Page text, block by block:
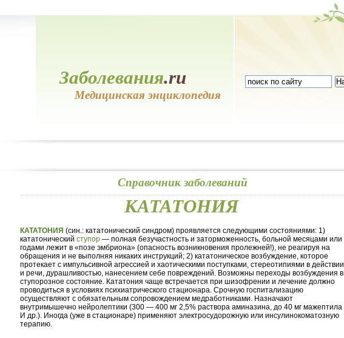
Заболевания.ru
Медицинская энциклопедия
Справочник заболеваний
КАТАТОНИЯ
КАТАТОНИЯ (син.: кататонический синдром) проявляется следующими состояниями: 1)
кататонический ступор — полная безучастность и заторможенность, больной месяцами или
годами лежит в «позе эмбриона» (опасность возникновения пролежней!), не реагируя на
обращения и не выполняя никаких инструкций; 2) кататоническое возбуждение, которое
протекает с импульсивной агрессией и хаотическими поступками, стереотипиями в действии
и речи, дурашливостью, нанесением себе повреждений. Возможны переходы возбуждения в
ступорозное состояние. Кататония чаще встречается при шизофрении и лечение должно
проводиться в условиях психиатрического стационара. Срочную госпитализацию
осуществляют с обязательным сопровождением медработниками. Назначают
внутримышечно нейролептики (300 — 400 мг 2,5% раствора аминазина, до 40 мг мажептила
И др.). Иногда (уже в стационаре) применяют электросудорожную или инсулинокоматозную
терапию.